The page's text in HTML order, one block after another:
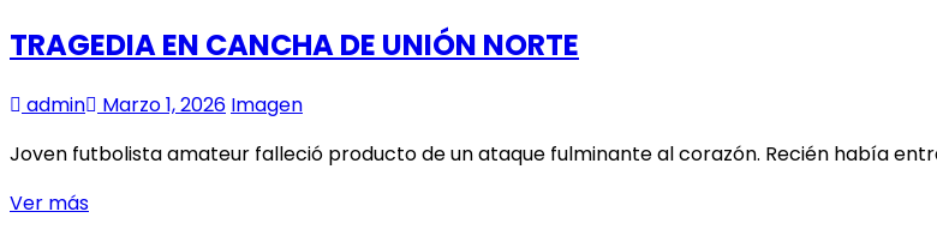
“U”
EL
MONUMENTAL
TRAGEDIA EN CANCHA DE UNIÓN NORTE
admin Marzo 1, 2026 Imagen
Joven futbolista amateur falleció producto de un ataque fulminante al corazón. Recién había
Ver másTRAGEDIA